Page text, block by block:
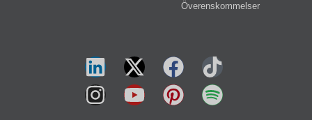
Överenskommelser